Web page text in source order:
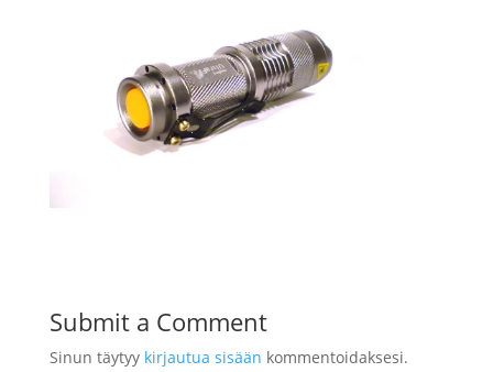
Submit a Comment
Sinun täytyy kirjautua sisään kommentoidaksesi.